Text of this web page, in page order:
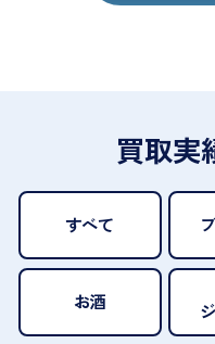
買取実
すべて
お酒